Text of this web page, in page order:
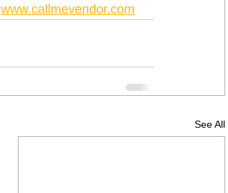
www.callmevendor.com
See All